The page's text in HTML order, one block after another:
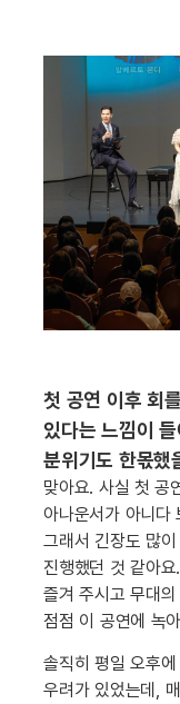
첫 공연 이후 회
있다는 느낌이
분위기도 한몫했
맞아요. 사실 첫 공
아나운서가 아니다
그래서 긴장도 많
진행했던 것 같아
즐겨 주시고 무대
점점 이 공연에 녹
솔직히 평일 오후
우려가 있었는데,